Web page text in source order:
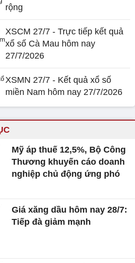
rộng
XSCM 27/7 - Trực tiếp kết quả
xổ số Cà Mau hôm nay
27/7/2026
XSMN 27/7 - Kết quả xổ số
miền Nam hôm nay 27/7/2026
Mỹ áp thuế 12,5%, Bộ Công
Thương khuyến cáo doanh
nghiệp chủ động ứng phó
Giá xăng dầu hôm nay 28/7:
Tiếp đà giảm mạnh